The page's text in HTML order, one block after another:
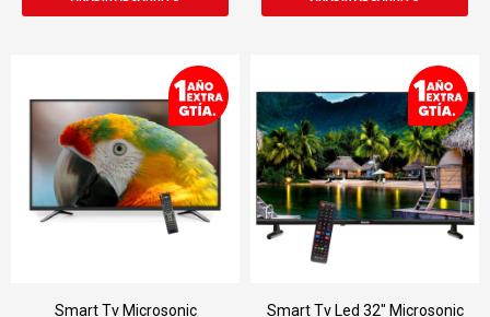
Smart Tv Microsonic
Smart Tv Led 32" Microsonic